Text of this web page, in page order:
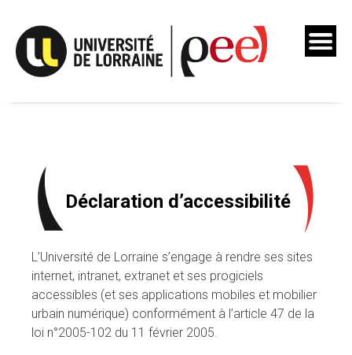
content
Déclaration d’accessibilité
L’Université de Lorraine s’engage à rendre ses sites
internet, intranet, extranet et ses progiciels
accessibles (et ses applications mobiles et mobilier
urbain numérique) conformément à l’article 47 de la
loi n°2005-102 du 11 février 2005.